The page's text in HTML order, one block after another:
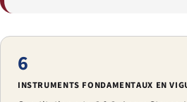
6
INSTRUMENTS FONDAMENTAUX EN